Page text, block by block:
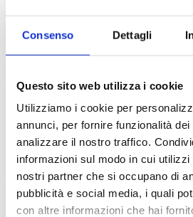
Consenso Dettagli
Questo sito web utilizza i cookie
Utilizziamo i cookie per
annunci, per fornire funzionalità
analizzare il nostro traffico.
informazioni sul modo in cui
nostri partner che si occupano di
pubblicità e social media, i quali
con altre informazioni che hai
esamiRichiesta valutazione
Centri convenzionati
Domande
Accedi Registrati
Chirurgia
Chi siamoFAQContatti